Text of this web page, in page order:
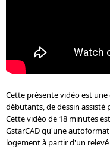
Cette présente vidéo est
débutants, de dessin assisté
Cette vidéo de 18 minutes
GstarCAD qu'une
logement à partir d'un